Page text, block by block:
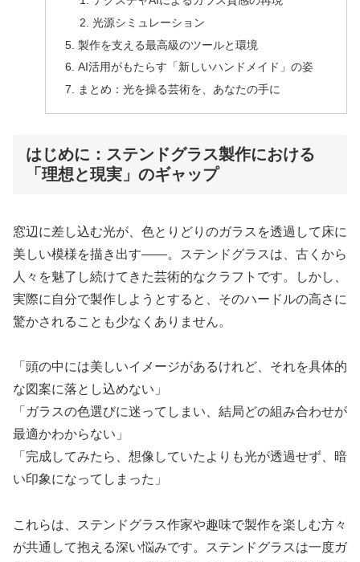
光源シミュレーション
製作を支える最高級のツールと環境
AI活用がもたらす「新しいハンドメイド」の姿
まとめ：光を操る芸術を、あなたの手に
はじめに：ステンドグラス製作における
「理想と現実」のギャップ
窓辺に差し込む光が、色とりどりのガラスを透過して床に
美しい模様を描き出す――。ステンドグラスは、古くから
人々を魅了し続けてきた芸術的なクラフトです。しかし、
実際に自分で製作しようとすると、そのハードルの高さに
驚かされることも少なくありません。
「頭の中には美しいイメージがあるけれど、それを具体的
な図案に落とし込めない」
「ガラスの色選びに迷ってしまい、結局どの組み合わせが
最適かわからない」
「完成してみたら、想像していたよりも光が透過せず、暗
い印象になってしまった」
これらは、ステンドグラス作家や趣味で製作を楽しむ方々
が共通して抱える深い悩みです。ステンドグラスは一度ガ